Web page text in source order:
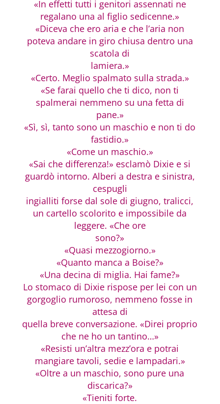
«In effetti tutti i genitori assennati ne
regalano una al figlio sedicenne.»
«Diceva che ero aria e che l’aria non
poteva andare in giro chiusa dentro una
scatola di
lamiera.»
«Certo. Meglio spalmato sulla strada.»
«Se farai quello che ti dico, non ti
spalmerai nemmeno su una fetta di
pane.»
«Sì, sì, tanto sono un maschio e non ti do
fastidio.»
«Come un maschio.»
«Sai che differenza!» esclamò Dixie e si
guardò intorno. Alberi a destra e sinistra,
cespugli
ingialliti forse dal sole di giugno, tralicci,
un cartello scolorito e impossibile da
leggere. «Che ore
sono?»
«Quasi mezzogiorno.»
«Quanto manca a Boise?»
«Una decina di miglia. Hai fame?»
Lo stomaco di Dixie rispose per lei con un
gorgoglio rumoroso, nemmeno fosse in
attesa di
quella breve conversazione. «Direi proprio
che ne ho un tantino…»
«Resisti un’altra mezz’ora e potrai
mangiare tavoli, sedie e lampadari.»
«Oltre a un maschio, sono pure una
discarica?»
«Tieniti forte.